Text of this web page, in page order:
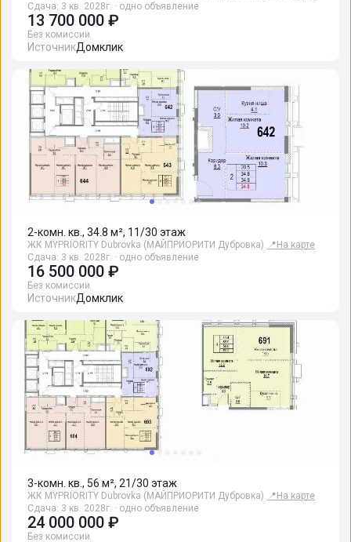
Сдача: 3 кв. 2028г. · одно объявление
13 700 000 ₽
Без комиссии
ИсточникДомклик
2-комн. кв., 34.8 м², 11/30 этаж
ЖК MYPRIORITY Dubrovka (МАЙПРИОРИТИ Дубровка) 📍 На карте
Сдача: 3 кв. 2028г. · одно объявление
16 500 000 ₽
Без комиссии
ИсточникДомклик
3-комн. кв., 56 м², 21/30 этаж
ЖК MYPRIORITY Dubrovka (МАЙПРИОРИТИ Дубровка) 📍 На карте
Сдача: 3 кв. 2028г. · одно объявление
24 000 000 ₽
Без комиссии